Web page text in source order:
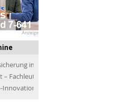
Anzeige
im Blick
Fachleute der Branche treffen
für alle